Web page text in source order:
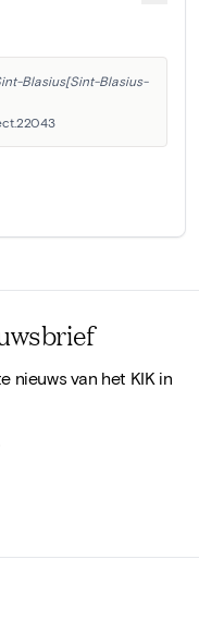
Blasius[Sint-Blasius-
nieuws van het KIK in